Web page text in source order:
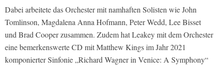
Dabei arbeitete das Orchester mit namhaften Solisten wie John
Tomlinson, Magdalena Anna Hofmann, Peter Wedd, Lee Bisset
und Brad Cooper zusammen. Zudem hat Leakey mit dem Orchester
eine bemerkenswerte CD mit Matthew Kings im Jahr 2021
komponierter Sinfonie „Richard Wagner in Venice: A Symphony“